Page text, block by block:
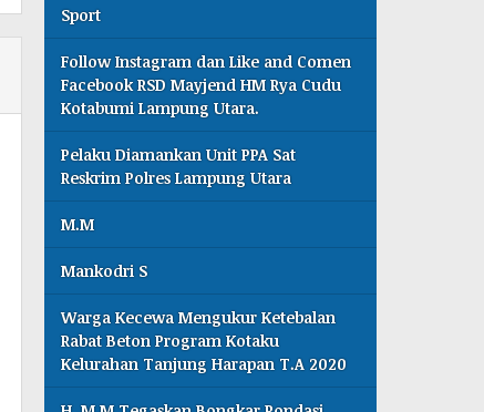
Sport
Follow Instagram dan Like and Comen
Facebook RSD Mayjend HM Rya Cudu
Kotabumi Lampung Utara.
Pelaku Diamankan Unit PPA Sat
Reskrim Polres Lampung Utara
M.M
Mankodri S
Warga Kecewa Mengukur Ketebalan
Rabat Beton Program Kotaku
Kelurahan Tanjung Harapan T.A 2020